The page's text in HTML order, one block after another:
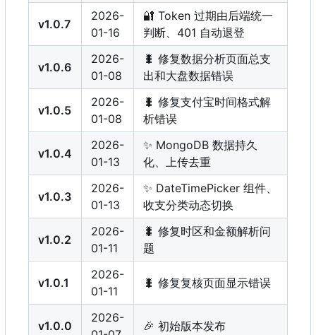
v1.0.7
2026-
01-16
🔐 Token 过期由后端统一
判断、401 自动退登
v1.0.6
2026-
01-08
🐛 修复数据分析页面总支
出和大盘数据错误
v1.0.5
2026-
01-08
🐛 修复支付宝时间格式解
析错误
v1.0.4
2026-
01-13
✨ MongoDB 数据持久
化、上传去重
v1.0.3
2026-
01-13
✨ DateTimePicker 组件、
收支分类动态切换
v1.0.2
2026-
01-11
🐛 修复时区和金额解析问
题
v1.0.1
2026-
01-11
🐛 修复复核页面显示错误
v1.0.0
2026-
🎉 初始版本发布